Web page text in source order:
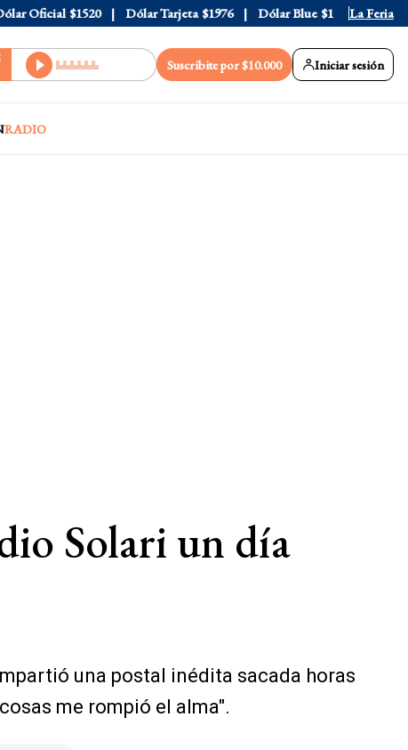
Oficial $1520 Dólar Tarjeta $1976 Dólar Blue $1530 Dólar
La Feria
Suscribite por $10.000 Iniciar sesión
RADIO
Solari un día
una postal inédita sacada horas
me rompió el alma".